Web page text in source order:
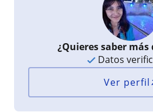
¿Quieres saber más
Datos
Ver perfil